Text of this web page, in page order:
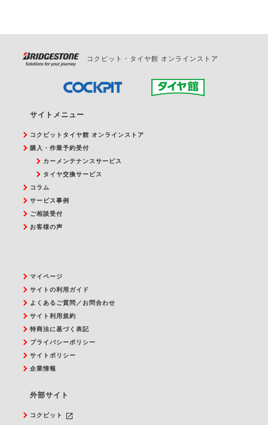
コクピット・タイヤ館 オンラインストア
サイトメニュー
コクピットタイヤ館 オンラインストア
購入・作業予約受付
カーメンテナンスサービス
タイヤ交換サービス
コラム
サービス事例
ご相談受付
お客様の声
マイページ
サイトの利用ガイド
よくあるご質問／お問合わせ
サイト利用規約
特商法に基づく表記
プライバシーポリシー
サイトポリシー
企業情報
外部サイト
コクピット
launch